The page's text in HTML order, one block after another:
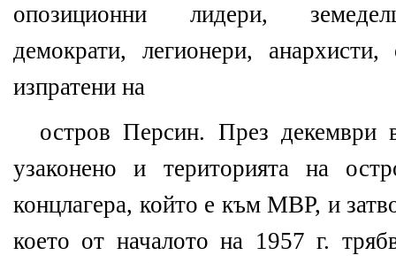
опозиционни лидери,
демократи, легионери,
изпратени на
остров Персин. През декември
узаконено и територията на
концлагера, който е към МВР, и
което от началото на 1957 г.